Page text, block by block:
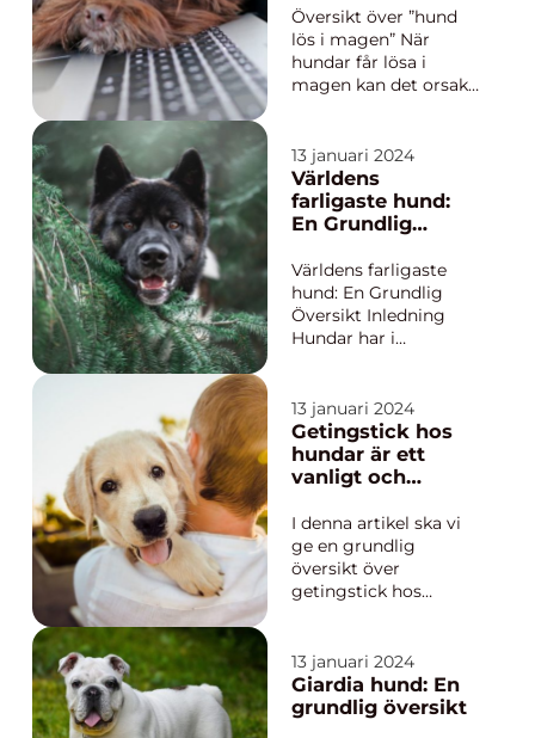
olika typer av stora
hundar, deras
popularitet och k...
Översikt över ”hund
lös i magen” När
hundar får lösa i
magen kan det orsaka
deras fyrbenta vänner.
I denna artikel
kommer vi att ge en
grundlig översikt över
problem. Vi kommer
att utfor...
13 januari 2024
Världens
farligaste hund:
En Grundlig
Världens farligaste
hund: En Grundlig
Översikt Inledning
Hundar har i
bästa vän, men det
finns vissa raser som
har en rykte om sig
att vara farligare än
kommer vi att ge en
övergripande och gr...
13 januari 2024
Getingstick hos
hundar är ett
vanligt och
problem som kan
uppstå under
sommar- och
höstmånaderna
I denna artikel ska vi
ge en grundlig
översikt över
getingstick hos
getingstick, diskutera
deras skillnader, och
även gå igenom
13 januari 2024
Giardia hund: En
grundlig översikt